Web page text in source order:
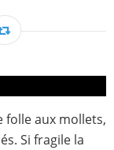
folle aux mollets,
Si fragile la